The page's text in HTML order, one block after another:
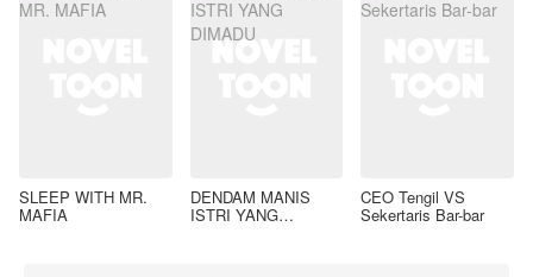
SLEEP WITH MR.
MAFIA
DENDAM MANIS
ISTRI YANG
CEO Tengil VS
Sekertaris Bar-bar